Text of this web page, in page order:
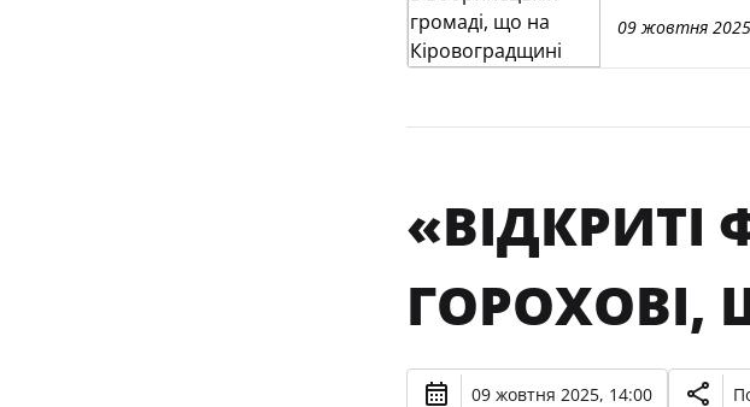
09 жовтня
«ВІДКРИТІ
ГОРОХОВІ,
09 жовтня 2025, 14:00